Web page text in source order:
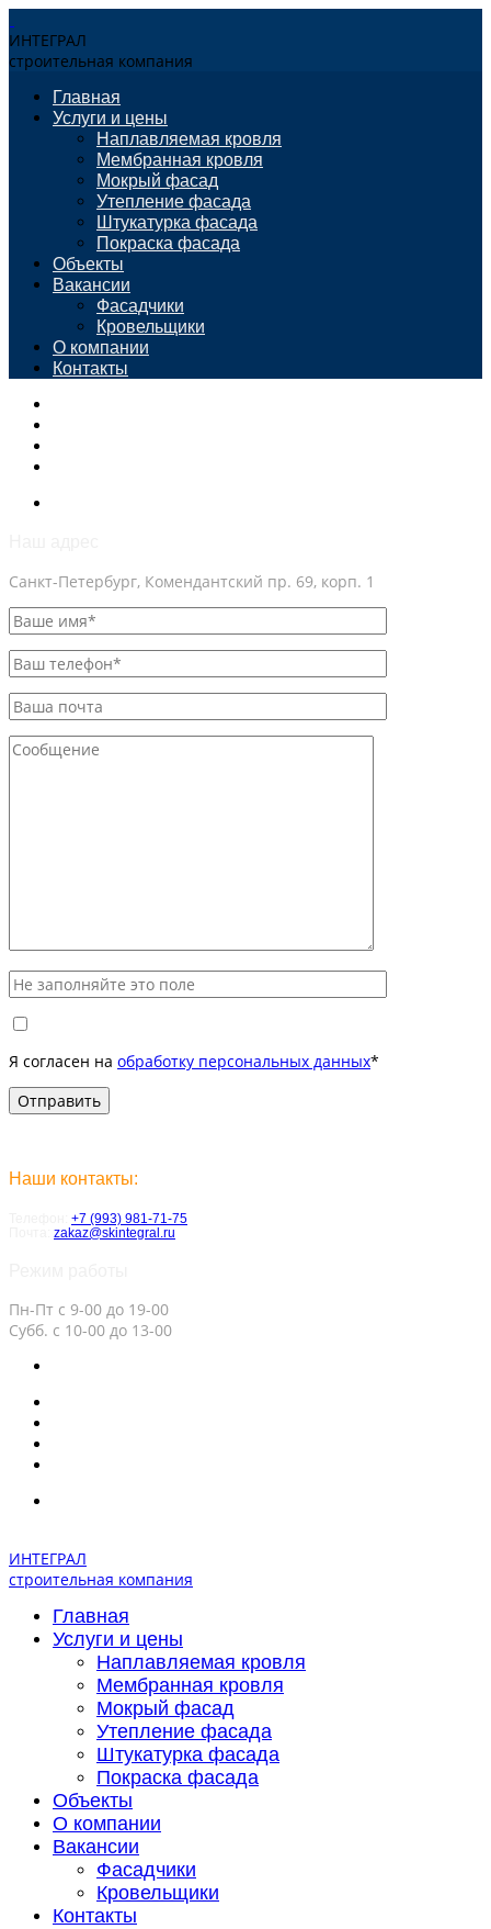
ИНТЕГРАЛ
строительная компания
Главная
Услуги и цены
Наплавляемая кровля
Мембранная кровля
Мокрый фасад
Утепление фасада
Штукатурка фасада
Покраска фасада
Объекты
Вакансии
Фасадчики
Кровельщики
О компании
Контакты
Санкт-Петербург, Комендантский пр. 69, корп. 1
Я согласен на обработку персональных данных*
Наши контакты:
+7 (993) 981-71-75
zakaz@skintegral.ru
Пн-Пт с 9-00 до 19-00
Субб. с 10-00 до 13-00
ИНТЕГРАЛ
строительная компания
Главная
Услуги и цены
Наплавляемая кровля
Мембранная кровля
Мокрый фасад
Утепление фасада
Штукатурка фасада
Покраска фасада
Объекты
О компании
Вакансии
Фасадчики
Кровельщики
Контакты